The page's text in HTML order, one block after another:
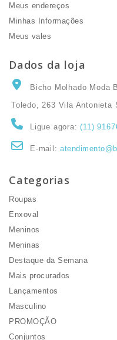
Meus endereços
Minhas Informações
Meus vales
Dados da loja
Bicho Molhado Moda
Toledo, 263 Vila Antonieta
Ligue agora:(11)
E-mail:
Categorias
Roupas
Enxoval
Meninos
Meninas
Destaque da Semana
Mais procurados
Lançamentos
Masculino
PROMOÇÃO
Conjuntos